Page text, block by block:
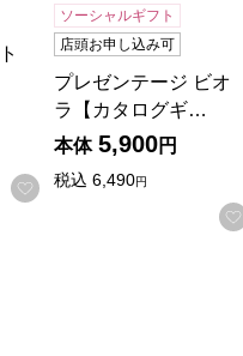
お気に入りに登録する
ソーシャルギフト
店頭お申し込み可
プレゼンテージ ビオ
ラ【カタログギ…
本体 5,900円
税込 6,490円